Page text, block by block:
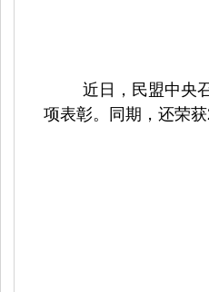
近日，民盟中央
项表彰。同期，还荣获